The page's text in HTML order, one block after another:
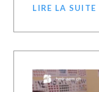
LIRE LA